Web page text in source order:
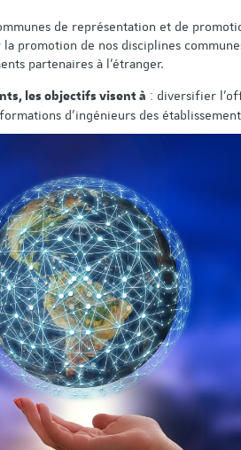
de représentation et de
la promotion de nos disciplines
partenaires à l’étranger.
les objectifs visent à : diversifier
d’ingénieurs des